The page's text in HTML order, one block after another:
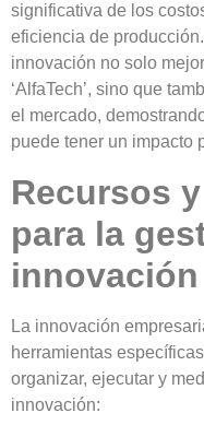
significativa de los
eficiencia de producción
innovación no solo
‘AlfaTech’, sino que
el mercado,
puede tener un impacto
Recursos
para la
innovación
La innovación
herramientas
organizar, ejecutar y
innovación: